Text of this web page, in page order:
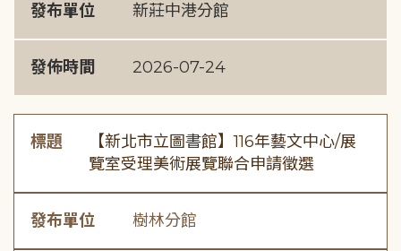
發布單位 新莊中港分館
發佈時間 2026-07-24
標題
【新北市立圖書館】116年藝文中心/展
覽室受理美術展覽聯合申請徵選
發布單位 樹林分館